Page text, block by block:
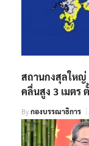
สถานกงสุลใหญ่
คลื่นสูง 3 เมตร
Byกองบรรณาธิการ